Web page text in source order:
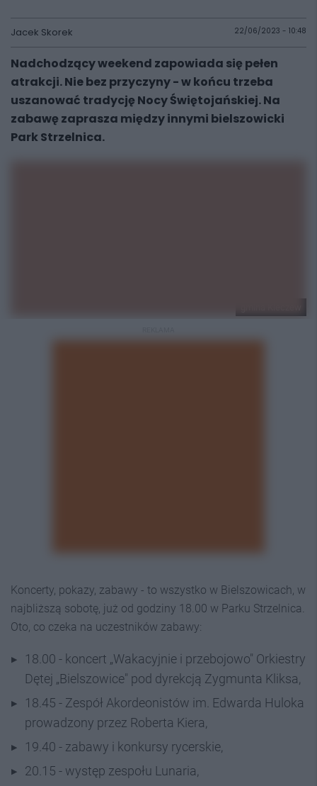
Jacek Skorek 22/06/2023 - 10:48
Nadchodzący weekend zapowiada się pełen
atrakcji. Nie bez przyczyny - w końcu trzeba
uszanować tradycję Nocy Świętojańskiej. Na
zabawę zaprasza między innymi bielszowicki
Park Strzelnica.
Koncerty, pokazy, zabawy - to wszystko w Bielszowicach, w
najbliższą sobotę, już od godziny 18.00 w Parku Strzelnica.
Oto, co czeka na uczestników zabawy:
18.00 - koncert „Wakacyjnie i przebojowo" Orkiestry
Dętej „Bielszowice" pod dyrekcją Zygmunta Kliksa,
18.45 - Zespół Akordeonistów im. Edwarda Huloka
prowadzony przez Roberta Kiera,
19.40 - zabawy i konkursy rycerskie,
20.15 - występ zespołu Lunaria,